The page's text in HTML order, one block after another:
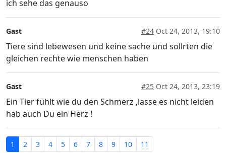
ich sehe das genauso
Gast #24 Oct 24, 2013, 19:10
Tiere sind lebewesen und keine sache und sollrten die
gleichen rechte wie menschen haben
Gast #25 Oct 24, 2013, 23:19
Ein Tier fühlt wie du den Schmerz ,lasse es nicht leiden
hab auch Du ein Herz !
1 2 3 4 5 6 7 8 9 10 11